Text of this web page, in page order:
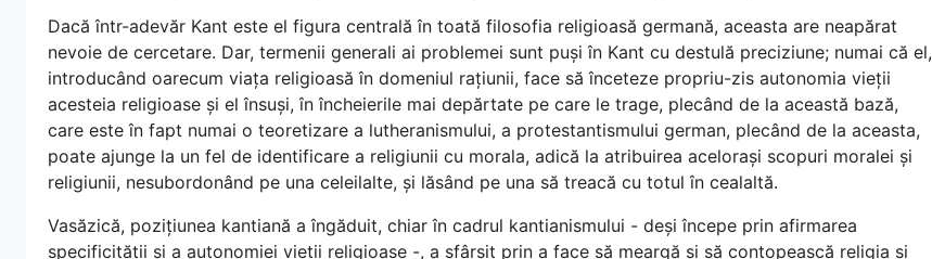
Dacă într-adevăr Kant este el figura centrală în toată filosofia religioasă germană, aceasta are neapărat
nevoie de cercetare. Dar, termenii generali ai problemei sunt puși în Kant cu destulă preciziune; numai că el,
introducând oarecum viața religioasă în domeniul rațiunii, face să înceteze propriu-zis autonomia vieții
acesteia religioase și el însuși, în încheierile mai depărtate pe care le trage, plecând de la această bază,
care este în fapt numai o teoretizare a lutheranismului, a protestantismului german, plecând de la aceasta,
poate ajunge la un fel de identificare a religiunii cu morala, adică la atribuirea acelorași scopuri moralei și
religiunii, nesubordonând pe una celeilalte, și lăsând pe una să treacă cu totul în cealaltă.
Vasăzică, pozițiunea kantiană a îngăduit, chiar în cadrul kantianismului - deși începe prin afirmarea
specificității și a autonomiei vieții religioase -, a sfârșit prin a face să meargă și să contopească religia și